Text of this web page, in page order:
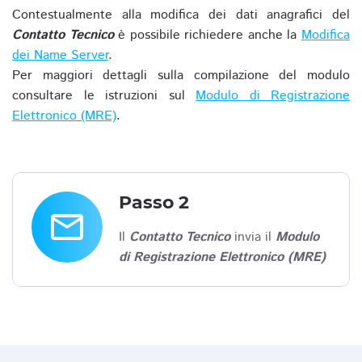
Contestualmente alla modifica dei dati anagrafici del
Contatto Tecnicoè possibile richiedere anche laModifica
dei Name Server.
Per maggiori dettagli sulla compilazione del modulo
consultare le istruzioni sul Modulo di Registrazione
Elettronico (MRE).
email
Passo 2
Il Contatto Tecnicoinvia il Modulo
di Registrazione Elettronico (MRE)